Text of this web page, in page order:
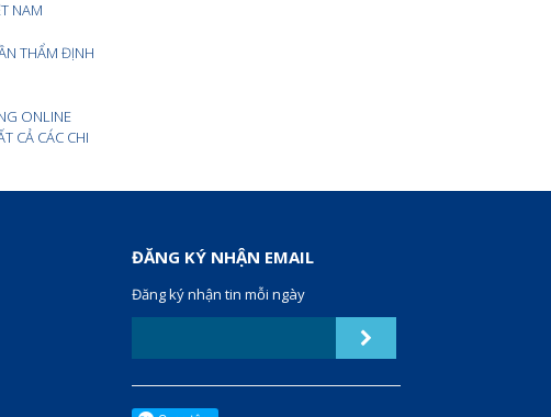
NAM
THẨM ĐỊNH
ONLINE
CẢ CÁC CHI
ĐĂNG KÝ NHẬN EMAIL
Đăng ký nhận tin mỗi ngày